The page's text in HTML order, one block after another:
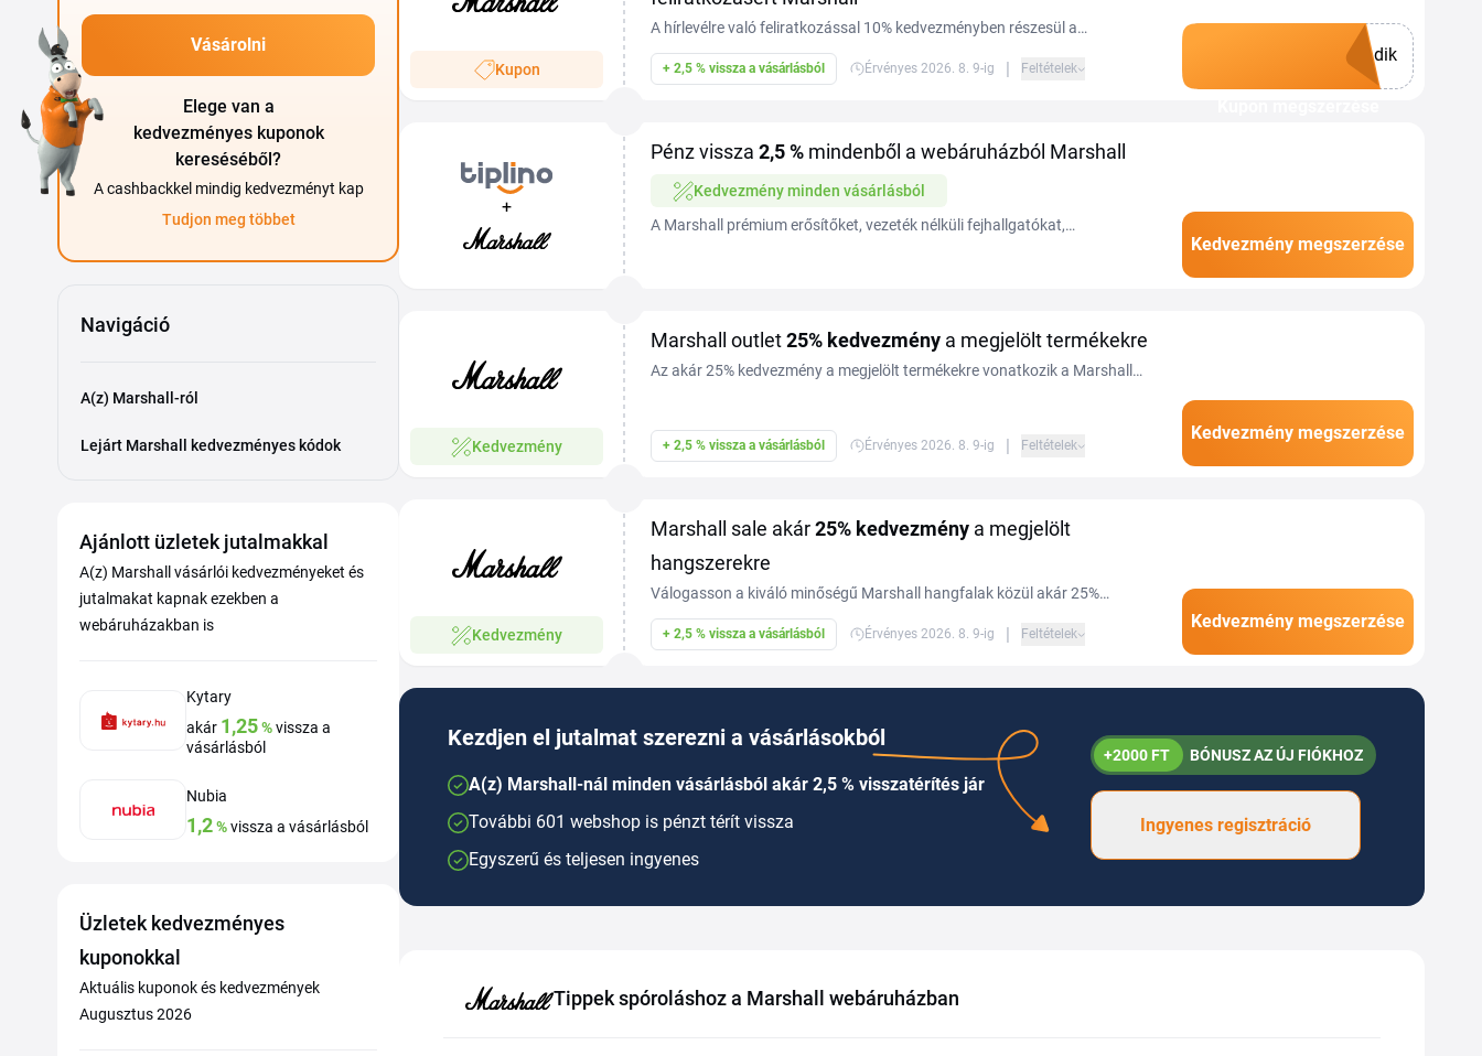
Vásárolni
Elege van a
kedvezményes kuponok
kereséséből?
A cashbackkel mindig kedvezményt kap
Tudjon meg többet
Navigáció
A(z) Marshall-ról
Lejárt Marshall kedvezményes kódok
Ajánlott üzletek jutalmakkal
A(z) Marshall vásárlói kedvezményeket és
jutalmakat kapnak ezekben a
webáruházakban is
Kytary
akár 1,25%vissza a
vásárlásból
Nubia
1,2%vissza a vásárlásból
Üzletek kedvezményes
kuponokkal
Aktuális kuponok és kedvezmények
Augusztus 2026
Kupon
A hírlevélre való feliratkozással 10% kedvezményben részesül a
fejhallgatókra és mikrofonokra. Vásároljon kedvező árakon még ma a
Tiplinoval.
+ 2,5 % vissza a vásárlásból Érvényes 2026. 8. 9-ig | Feltételek
dik
+
Pénz vissza 2,5 % mindenből a webáruházból Marshall
Kedvezmény minden vásárlásból
A Marshall prémium erősítőket, vezeték nélküli fejhallgatókat,
Kedvezmény megszerzése
Kedvezmény
Marshall outlet25% kedvezmény a megjelölt termékekre
Az akár 25% kedvezmény a megjelölt termékekre vonatkozik a Marshall
+ 2,5 % vissza a vásárlásból Érvényes 2026. 8. 9-ig | Feltételek
Kedvezmény megszerzése
Kedvezmény
Marshall sale akár25% kedvezmény a megjelölt
hangszerekre
Válogasson a kiváló minőségű Marshall hangfalak közül akár 25%
kedvezménnyel. Nincs szükség kuponra. A kedvezmény csak a megjelölt
termékekre vonatkozik. Több információ a webáruházban.
+ 2,5 % vissza a vásárlásból Érvényes 2026. 8. 9-ig | Feltételek
Kedvezmény megszerzése
Kezdjen el jutalmat szerezni a vásárlásokból
A(z) Marshall-nál minden vásárlásból akár 2,5 % visszatérítés jár
További 601 webshop is pénzt térít vissza
Egyszerű és teljesen ingyenes
+2000 FT BÓNUSZ AZ ÚJ FIÓKHOZ
Ingyenes regisztráció
Tippek spóroláshoz a Marshall webáruházban